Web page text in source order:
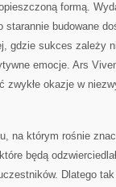
formą.
budowane
gdzie sukces zależy
emocje. Ars
okazje w
na którym rośnie
będą
Dlatego